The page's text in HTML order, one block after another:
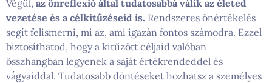
Végül, az önreflexió által tudatosabbá válik az életed
vezetése és a célkitűzéseid is. Rendszeres önértékelés
segít felismerni, mi az, ami igazán fontos számodra. Ezzel
biztosíthatod, hogy a kitűzött céljaid valóban
összhangban legyenek a saját értékrendeddel és
vágyaiddal. Tudatosabb döntéseket hozhatsz a személyes